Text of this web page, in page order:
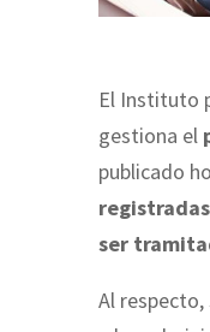
El Instituto
gestiona el
publicado
ser
Al